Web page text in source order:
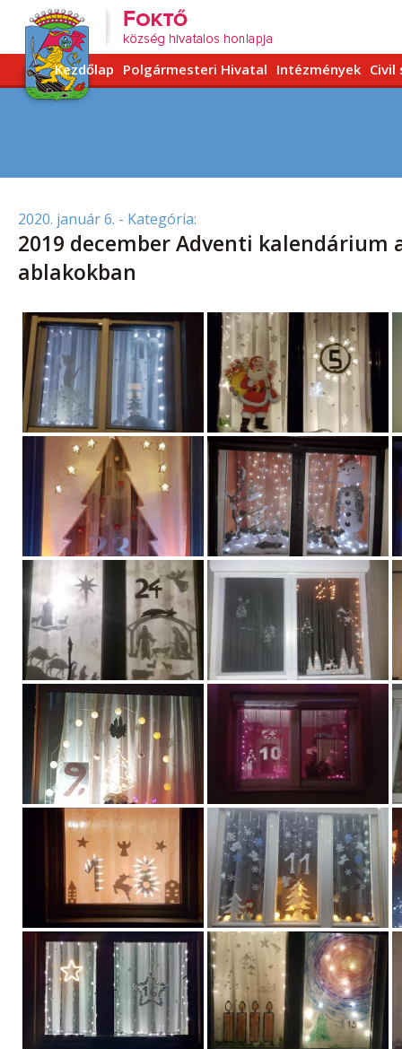
Kezdőlap Polgármesteri Hivatal Intézmények Civil
2020. január 6. - Kategória:
2019 december Adventi kalendárium
ablakokban